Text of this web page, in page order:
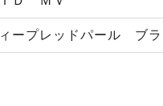
ープレッドパール ブ